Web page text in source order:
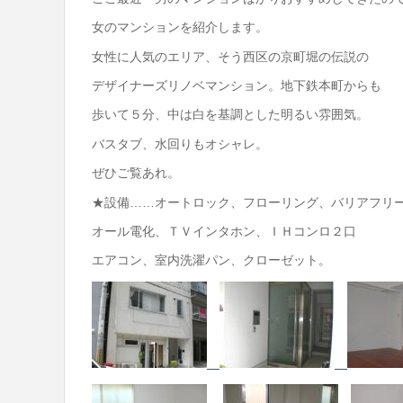
女のマンションを紹介します。
女性に人気のエリア、そう西区の京町堀の伝説の
デザイナーズリノベマンション。地下鉄本町からも
歩いて５分、中は白を基調とした明るい雰囲気。
バスタブ、水回りもオシャレ。
ぜひご覧あれ。
★設備……オートロック、フローリング、バリアフリ
オール電化、ＴＶインタホン、ＩＨコンロ２口
エアコン、室内洗濯パン、クローゼット。